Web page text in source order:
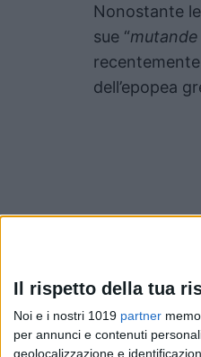
Il rispetto della tua
Noi e i nostri 1019 partner
per annunci e contenuti
geolocalizzazione e
Nonostante
sue “
dell’epopea
Pubblicato
News cinema